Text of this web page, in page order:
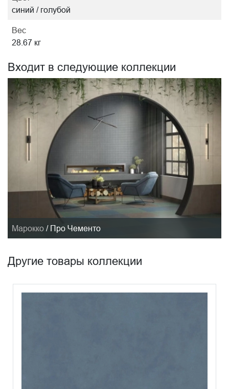
синий / голубой
Вес
28.67 кг
Входит в следующие коллекции
Марокко / Про Чементо
Другие товары коллекции